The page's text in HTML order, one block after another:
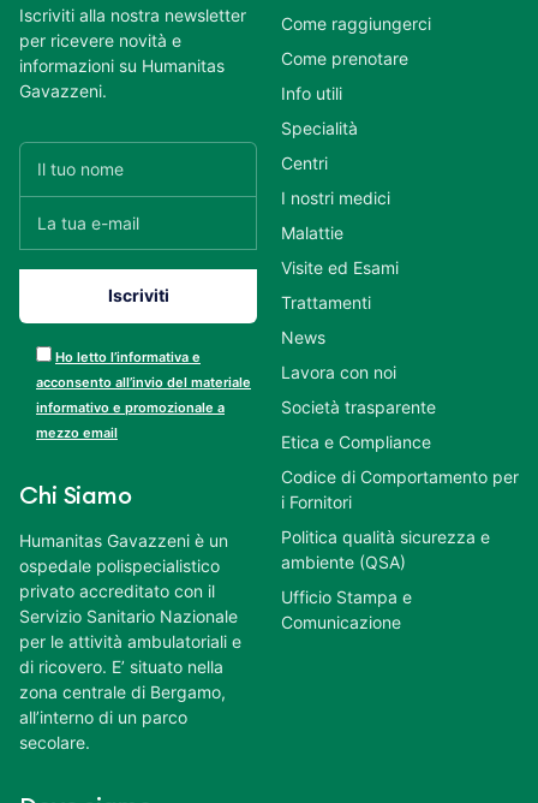
Iscriviti alla nostra newsletter
per ricevere novità e
informazioni su Humanitas
Gavazzeni.
Ho letto l’informativa e
acconsento all’invio del materiale
informativo e promozionale a
mezzo email
Chi Siamo
Humanitas Gavazzeni è un
ospedale polispecialistico
privato accreditato con il
Servizio Sanitario Nazionale
per le attività ambulatoriali e
di ricovero. E’ situato nella
zona centrale di Bergamo,
all’interno di un parco
secolare.
Come raggiungerci
Come prenotare
Info utili
Specialità
Centri
I nostri medici
Malattie
Visite ed Esami
Trattamenti
News
Lavora con noi
Società trasparente
Etica e Compliance
Codice di Comportamento per
i Fornitori
Politica qualità sicurezza e
ambiente (QSA)
Ufficio Stampa e
Comunicazione